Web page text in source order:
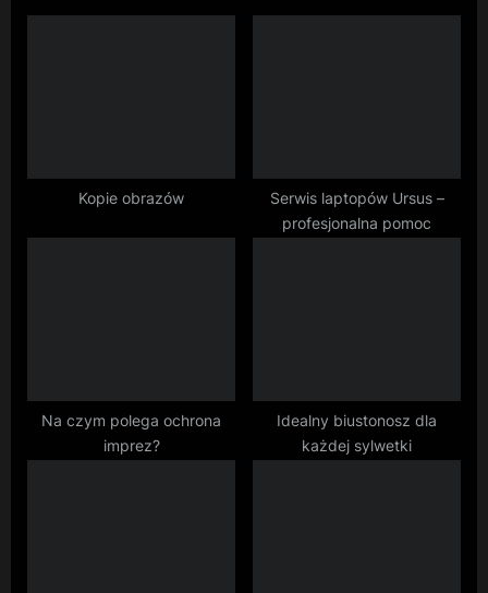
o
P
Kopie obrazów
Serwis laptopów Ursus –
profesjonalna pomoc
Na czym polega ochrona
imprez?
Idealny biustonosz dla
każdej sylwetki